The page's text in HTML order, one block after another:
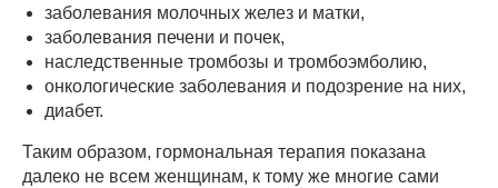
заболевания молочных желез и матки,
заболевания печени и почек,
наследственные тромбозы и тромбоэмболию,
онкологические заболевания и подозрение на них,
диабет.
Таким образом, гормональная терапия показана
далеко не всем женщинам, к тому же многие сами